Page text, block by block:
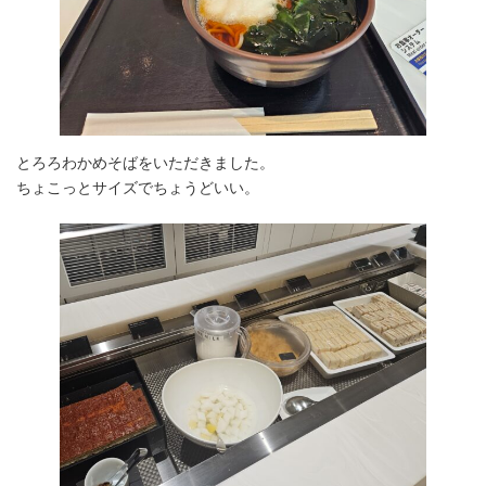
とろろわかめそばをいただきました。
ちょこっとサイズでちょうどいい。